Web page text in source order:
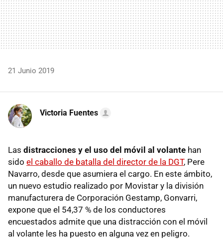
21 Junio 2019
Victoria Fuentes
Las distracciones y el uso del móvil al volante han
sido el caballo de batalla del director de la DGT, Pere
Navarro, desde que asumiera el cargo. En este ámbito,
un nuevo estudio realizado por Movistar y la división
manufacturera de Corporación Gestamp, Gonvarri,
expone que el 54,37 % de los conductores
encuestados admite que una distracción con el móvil
al volante les ha puesto en alguna vez en peligro.